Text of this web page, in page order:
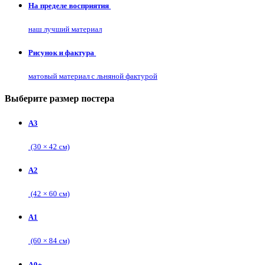
На пределе восприятия
наш лучший материал
Рисунок и фактура
матовый материал с льняной фактурой
Выберите размер постера
А3
(30 × 42 см)
А2
(42 × 60 см)
А1
(60 × 84 см)